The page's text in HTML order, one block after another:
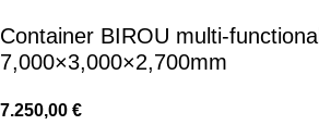
Container BIROU multi-functional
7,000×3,000×2,700mm
7.250,00 €